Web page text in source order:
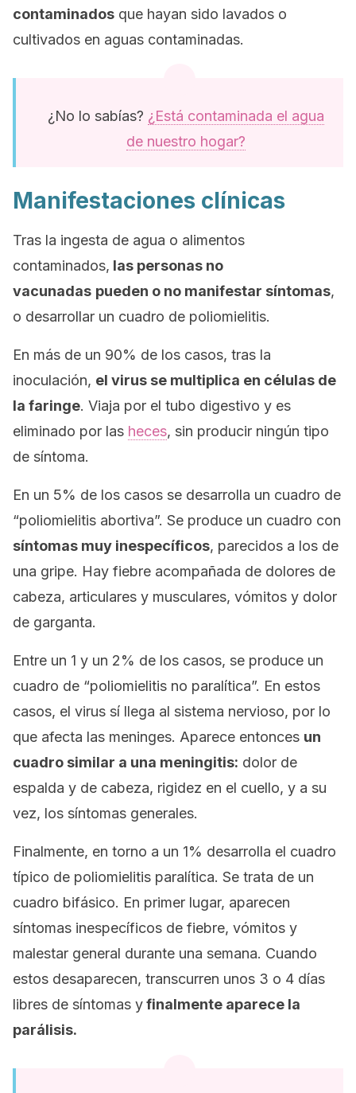
contaminados que hayan sido lavados o
cultivados en aguas contaminadas.
¿No lo sabías? ¿Está contaminada el agua
de nuestro hogar?
Manifestaciones clínicas
Tras la ingesta de agua o alimentos
contaminados, las personas no
vacunadas pueden o no manifestar síntomas,
o desarrollar un cuadro de poliomielitis.
En más de un 90% de los casos, tras la
inoculación, el virus se multiplica en células de
la faringe. Viaja por el tubo digestivo y es
eliminado por las heces, sin producir ningún tipo
de síntoma.
En un 5% de los casos se desarrolla un cuadro de
“poliomielitis abortiva”. Se produce un cuadro con
síntomas muy inespecíficos, parecidos a los de
una gripe. Hay fiebre acompañada de dolores de
cabeza, articulares y musculares, vómitos y dolor
de garganta.
Entre un 1 y un 2% de los casos, se produce un
cuadro de “poliomielitis no paralítica”. En estos
casos, el virus sí llega al sistema nervioso, por lo
que afecta las meninges. Aparece entonces un
cuadro similar a una meningitis: dolor de
espalda y de cabeza, rigidez en el cuello, y a su
vez, los síntomas generales.
Finalmente, en torno a un 1% desarrolla el cuadro
típico de poliomielitis paralítica. Se trata de un
cuadro bifásico. En primer lugar, aparecen
síntomas inespecíficos de fiebre, vómitos y
malestar general durante una semana. Cuando
estos desaparecen, transcurren unos 3 o 4 días
libres de síntomas yfinalmente aparece la
parálisis.